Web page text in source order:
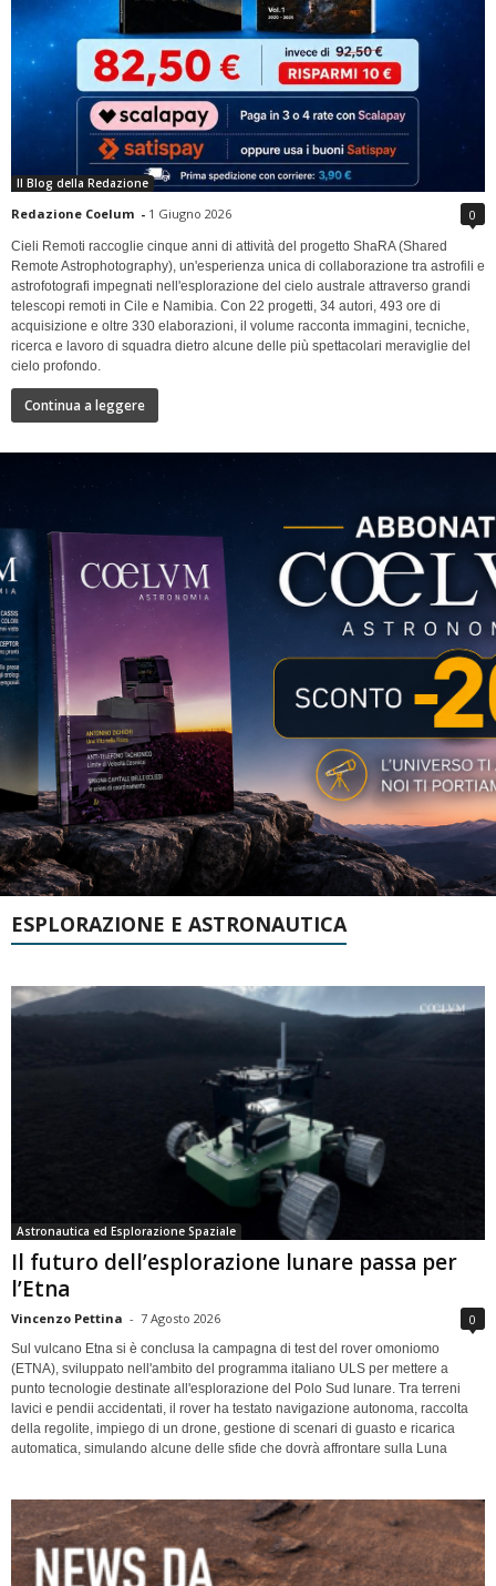
Il Blog della Redazione
Redazione Coelum - 1 Giugno 2026 0
Cieli Remoti raccoglie cinque anni di attività del progetto ShaRA (Shared
Remote Astrophotography), un'esperienza unica di collaborazione tra astrofili e
astrofotografi impegnati nell'esplorazione del cielo australe attraverso grandi
telescopi remoti in Cile e Namibia. Con 22 progetti, 34 autori, 493 ore di
acquisizione e oltre 330 elaborazioni, il volume racconta immagini, tecniche,
ricerca e lavoro di squadra dietro alcune delle più spettacolari meraviglie del
cielo profondo.
Continua a leggere
ESPLORAZIONE E ASTRONAUTICA
Astronautica ed Esplorazione Spaziale
Il futuro dell’esplorazione lunare passa per
l’Etna
Vincenzo Pettina - 7 Agosto 2026 0
Sul vulcano Etna si è conclusa la campagna di test del rover omoniomo
(ETNA), sviluppato nell'ambito del programma italiano ULS per mettere a
punto tecnologie destinate all'esplorazione del Polo Sud lunare. Tra terreni
lavici e pendii accidentati, il rover ha testato navigazione autonoma, raccolta
della regolite, impiego di un drone, gestione di scenari di guasto e ricarica
automatica, simulando alcune delle sfide che dovrà affrontare sulla Luna